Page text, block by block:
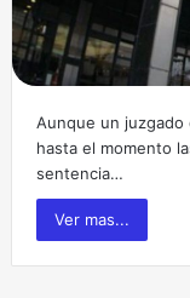
Aunque un juzgado
hasta el momento
sentencia…
Ver mas...